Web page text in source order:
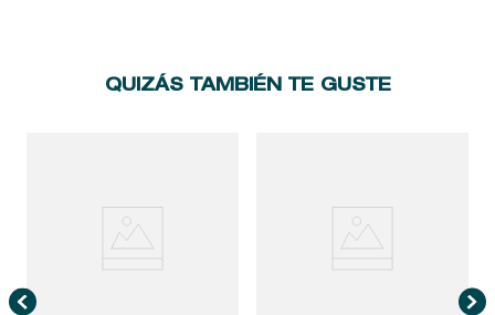
QUIZÁS TAMBIÉN TE GUSTE